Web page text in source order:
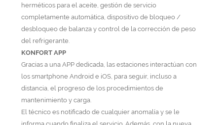
herméticos para el aceite, gestión de servicio
completamente automática, dispositivo de bloqueo /
desbloqueo de balanza y control de la corrección de peso
del refrigerante.
KONFORT APP
Gracias a una APP dedicada, las estaciones interactúan con
los smartphone Android e iOS, para seguir, incluso a
distancia, el progreso de los procedimientos de
mantenimiento y carga.
El técnico es notificado de cualquier anomalía y se le